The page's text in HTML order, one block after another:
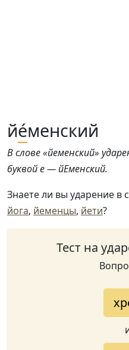
йе́менский
В слове «йеменский»
буквой е — йЕменский.
Знаете ли вы ударение в
йога, йеменцы, йети?
Тест на